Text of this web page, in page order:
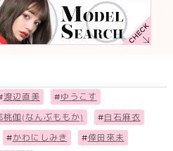
渡辺直美 #ゆうこす
桃伽(なんぶももか) #白石麻衣
#かわにしみき #倖田來未